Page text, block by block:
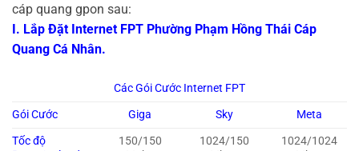
cáp quang gpon sau:
I. Lắp Đặt Internet FPT Phường Phạm Hồng Thái Cáp
Quang Cá Nhân.
Các Gói Cước Internet FPT
Gói Cước
Giga Sky
Meta
Tốc độ
150/150
1024/150
1024/1024